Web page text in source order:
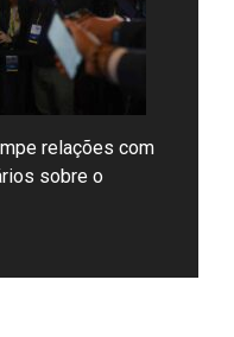
relações com
sobre o